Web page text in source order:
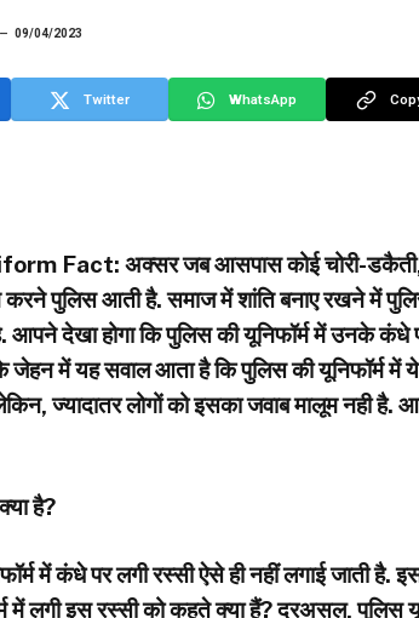
09/04/2023
Twitter WhatsApp
Fact: अक्सर जब आसपास कोई चोरी-डकैती,
पुलिस आती है. समाज में शांति बनाए रखने में
देखा होगा कि पुलिस की यूनिफॉर्म में उनके कंधे
में यह सवाल आता है कि पुलिस की यूनिफॉर्म में
ज्यादातर लोगों को इसका जवाब मालूम नही
है?
में कंधे पर लगी रस्सी ऐसे ही नहीं लगाई जाती है.
में लगी इस रस्सी को कहते क्या हैं? दरअसल, पुलिस